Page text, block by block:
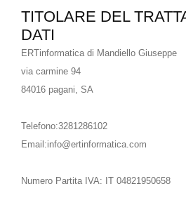
TITOLARE DEL
DATI
ERTinformatica di Mandiello Giuseppe
via carmine 94
84016 pagani, SA
Telefono:3281286102
Email:info@ertinformatica.com
Numero Partita IVA: IT 04821950658